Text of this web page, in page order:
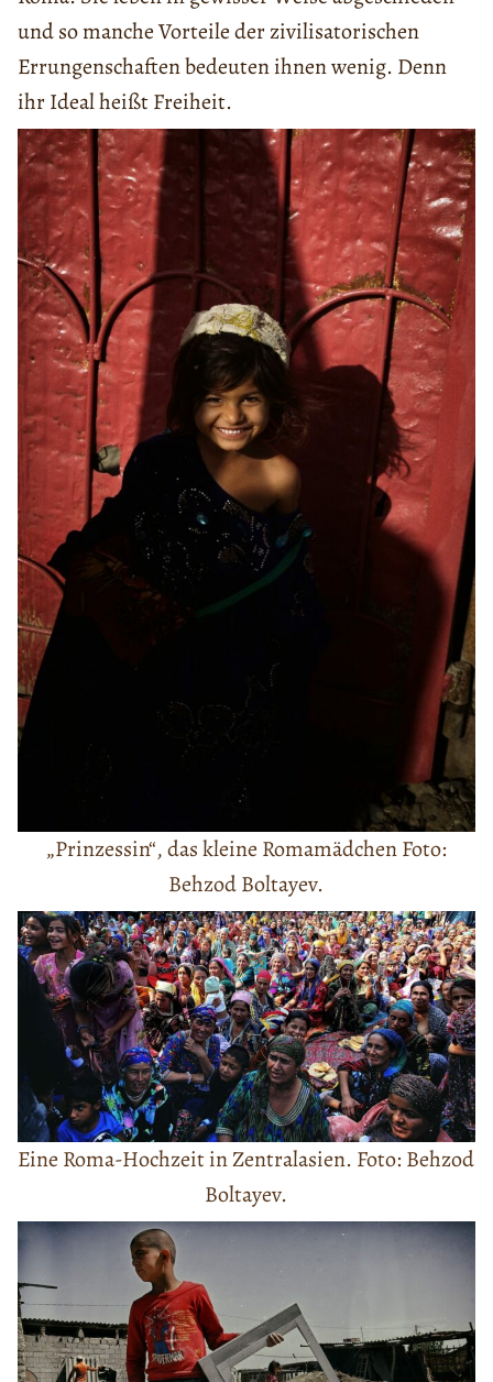
und so manche Vorteile der zivilisatorischen
Errungenschaften bedeuten ihnen wenig. Denn
ihr Ideal heißt Freiheit.
„Prinzessin“, das kleine Romamädchen Foto:
Behzod Boltayev.
Eine Roma-Hochzeit in Zentralasien. Foto: Behzod
Boltayev.